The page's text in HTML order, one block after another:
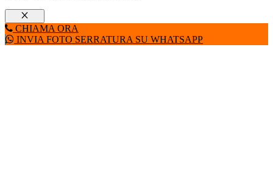
Chiudi
CHIAMA ORA
INVIA FOTO SERRATURA SU WHATSAPP